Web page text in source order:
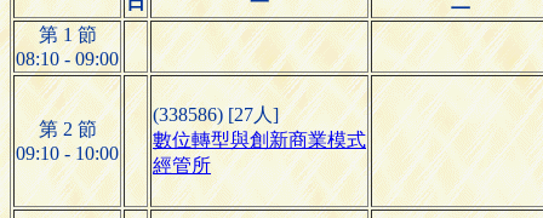
第 1 節
08:10 - 09:00
第 2 節
09:10 - 10:00
(338586) [27人]
數位轉型與創新商業模式
經管所